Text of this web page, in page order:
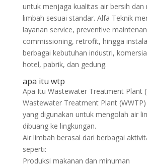
untuk menjaga kualitas air bersih dan
limbah sesuai standar. Alfa Teknik
layanan service, preventive
commissioning, retrofit, hingga
berbagai kebutuhan industri,
hotel, pabrik, dan gedung.
apa itu wtp
Apa Itu Wastewater Treatment Plant
Wastewater Treatment Plant
yang digunakan untuk mengolah air
dibuang ke lingkungan.
Air limbah berasal dari berbagai
seperti:
Produksi makanan dan minuman